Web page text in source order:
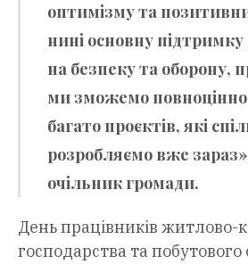
оптимізму та
нині основну
на безпеку та оборону,
ми зможемо повноцінно
багато проєктів, які
розробляємо вже
очільник громади.
День працівників житлово-
господарства та